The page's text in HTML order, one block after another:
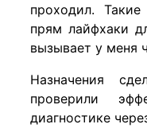
проходил.
прям лайфхаки
вызывает у меня
Назначения
проверили
диагностике